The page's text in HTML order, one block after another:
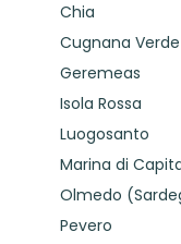
Chia
Cugnana Verde
Geremeas
Isola Rossa
Luogosanto
Marina di
Olmedo
Pevero